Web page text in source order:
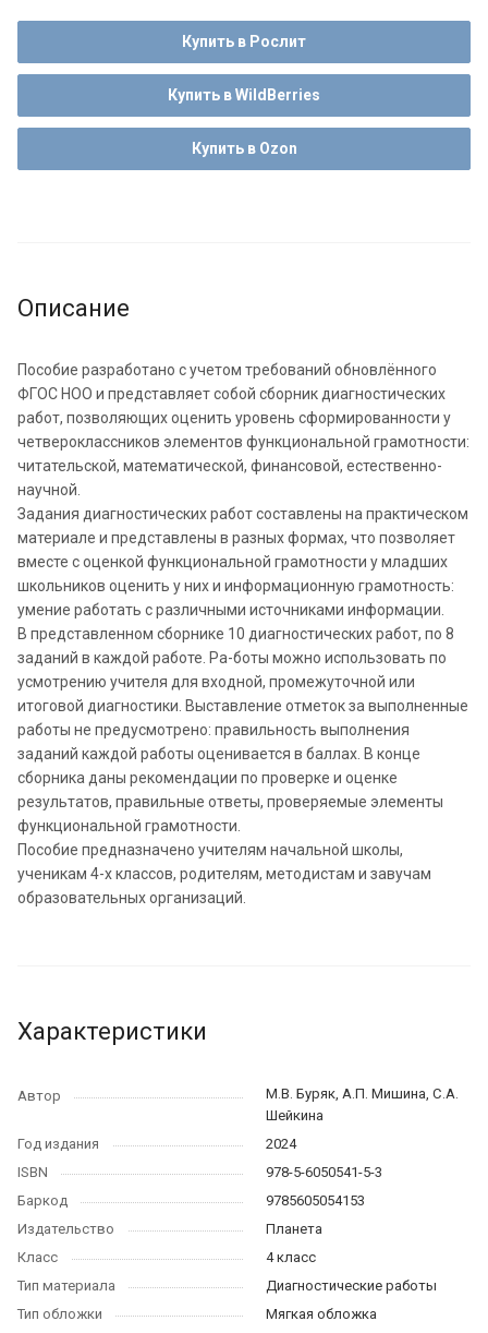
Купить в Рослит
Купить в WildBerries
Купить в Ozon
Описание
Пособие разработано с учетом требований обновлённого
ФГОС НОО и представляет собой сборник диагностических
работ, позволяющих оценить уровень сформированности у
четвероклассников элементов функциональной грамотности:
читательской, математической, финансовой, естественно-
научной.
Задания диагностических работ составлены на практическом
материале и представлены в разных формах, что позволяет
вместе с оценкой функциональной грамотности у младших
школьников оценить у них и информационную грамотность:
умение работать с различными источниками информации.
В представленном сборнике 10 диагностических работ, по 8
заданий в каждой работе. Ра-боты можно использовать по
усмотрению учителя для входной, промежуточной или
итоговой диагностики. Выставление отметок за выполненные
работы не предусмотрено: правильность выполнения
заданий каждой работы оценивается в баллах. В конце
сборника даны рекомендации по проверке и оценке
результатов, правильные ответы, проверяемые элементы
функциональной грамотности.
Пособие предназначено учителям начальной школы,
ученикам 4-х классов, родителям, методистам и завучам
образовательных организаций.
Характеристики
Автор
М.В. Буряк, А.П. Мишина, С.А.
Шейкина
Год издания
2024
ISBN
978-5-6050541-5-3
Баркод
9785605054153
Издательство
Планета
Класс
4 класс
Тип материала
Диагностические работы
Тип обложки
Мягкая обложка